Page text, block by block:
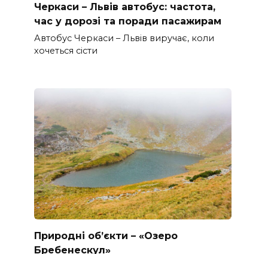
Черкаси – Львів автобус: частота,
час у дорозі та поради пасажирам
Автобус Черкаси – Львів виручає, коли
хочеться сісти
Природні об’єкти – «Озеро
Бребенескул»